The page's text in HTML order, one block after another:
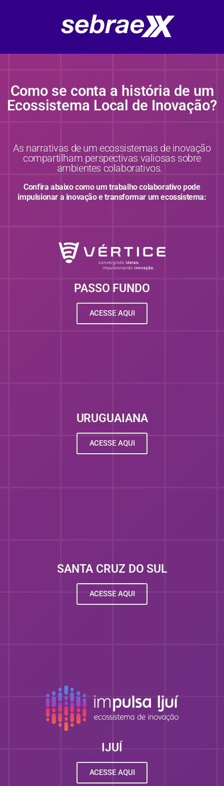
Como se conta a história de um
Ecossistema Local de Inovação?
As narrativas de um ecossistemas de inovação
compartilham perspectivas valiosas sobre
ambientes colaborativos.
Confira abaixo como um trabalho colaborativo pode
impulsionar a inovação etransformar um ecossistema:
PASSO FUNDO
ACESSE AQUI
URUGUAIANA
ACESSE AQUI
SANTA CRUZ DO SUL
ACESSE AQUI
IJUÍ
ACESSE AQUI